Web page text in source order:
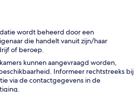
wordt beheerd door een
die handelt vanuit zijn/haar
of beroep.
kunnen aangevraagd worden,
Informeer rechtstreeks bij
via de contactgegevens in de